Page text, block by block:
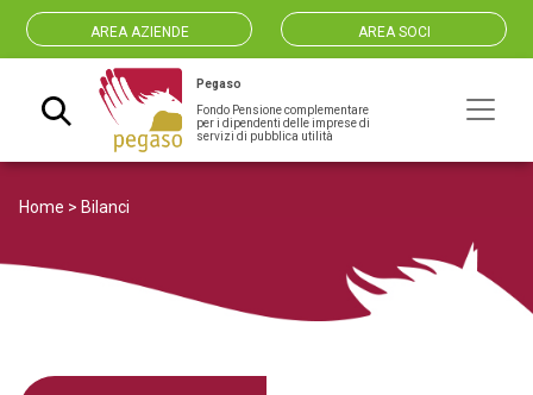
AREA AZIENDE AREA SOCI
Navigazione principale
Pegaso
Fondo Pensione complementare
per i dipendenti delle imprese di
servizi di pubblica utilità
Home > Bilanci